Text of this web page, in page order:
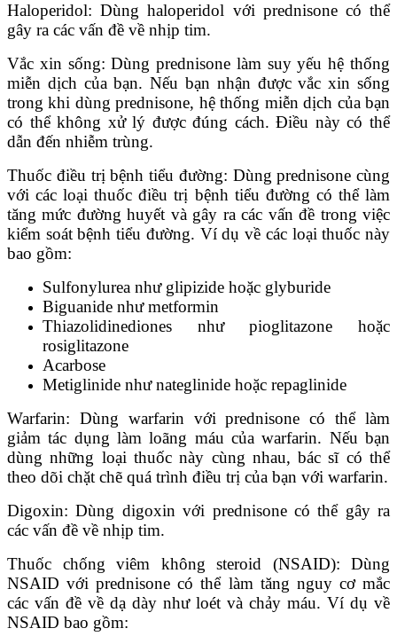
Haloperidol: Dùng haloperidol với prednisone có thể
gây ra các vấn đề về nhịp tim.
Vắc xin sống: Dùng prednisone làm suy yếu hệ thống
miễn dịch của bạn. Nếu bạn nhận được vắc xin sống
trong khi dùng prednisone, hệ thống miễn dịch của bạn
có thể không xử lý được đúng cách. Điều này có thể
dẫn đến nhiễm trùng.
Thuốc điều trị bệnh tiểu đường: Dùng prednisone cùng
với các loại thuốc điều trị bệnh tiểu đường có thể làm
tăng mức đường huyết và gây ra các vấn đề trong việc
kiểm soát bệnh tiểu đường. Ví dụ về các loại thuốc này
bao gồm:
Sulfonylurea như glipizide hoặc glyburide
Biguanide như metformin
Thiazolidinediones như pioglitazone hoặc
rosiglitazone
Acarbose
Metiglinide như nateglinide hoặc repaglinide
Warfarin: Dùng warfarin với prednisone có thể làm
giảm tác dụng làm loãng máu của warfarin. Nếu bạn
dùng những loại thuốc này cùng nhau, bác sĩ có thể
theo dõi chặt chẽ quá trình điều trị của bạn với warfarin.
Digoxin: Dùng digoxin với prednisone có thể gây ra
các vấn đề về nhịp tim.
Thuốc chống viêm không steroid (NSAID): Dùng
NSAID với prednisone có thể làm tăng nguy cơ mắc
các vấn đề về dạ dày như loét và chảy máu. Ví dụ về
NSAID bao gồm: